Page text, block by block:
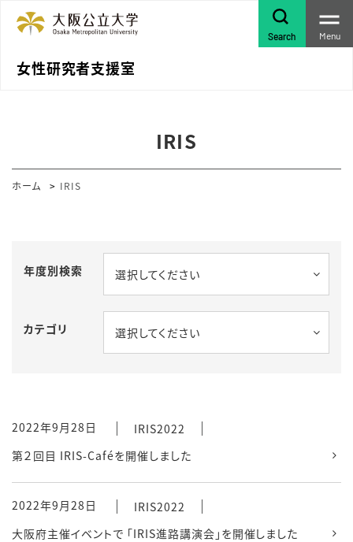
女性研究者支援室
Search Menu
IRIS
ホーム IRIS
年度別検索 選択してください
カテゴリ 選択してください
2022年9月28日
IRIS2022
第２回目 IRIS-Caféを開催しました
2022年9月28日
IRIS2022
大阪府主催イベントで 「IRIS進路講演会」を開催しました